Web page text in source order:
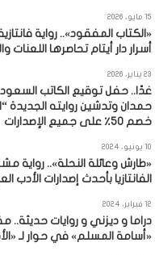
15 مايو، 2026
«الكتاب المفقود».. رواية
أسرار دار أيتام تحاصرها اللعنات
23 يناير، 2026
غدًا.. حفل توقيع الكاتب
حمدان وتدشين روايته الجديدة
خصم 50٪ على جميع الإصدارات
10 يونيو، 2024
«طارش وعائلة النحلة».. رواية
الفانتازيا بأحدث إصدارات الأدب
12 فبراير، 2024
دراما و ديزني و روايات
«أسامة المسلم» في حوار لـ